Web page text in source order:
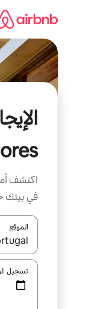
اكتشف
في بيتك
الموقع
عند
تسجيل